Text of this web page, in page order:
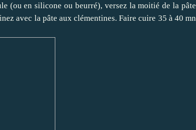
(ou en silicone ou beurré), versez la moitié de la pâte
avec la pâte aux clémentines. Faire cuire 35 à 40 mn